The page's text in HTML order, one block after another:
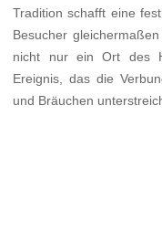
Tradition schafft eine
Besucher
nicht nur ein Ort des
Ereignis, das die
und Bräuchen